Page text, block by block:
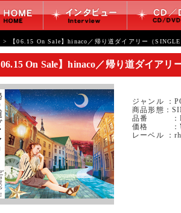
> 【06.15 On Sale】hinaco／帰り道ダイアリー（SINGLE
06.15 On Sale】hinaco／帰り道ダイアリ
ジャンル ：
商品形態：
品番 ：
価格 ：
レーベル ：